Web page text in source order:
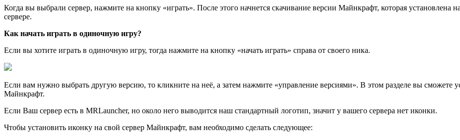
Когда вы выбрали сервер, нажмите на кнопку «играть». После этого начнется скачивание версии Майнкрафт, которая установлена
сервере.
Как начать играть в одиночную игру?
Если вы хотите играть в одиночную игру, тогда нажмите на кнопку «начать играть» справа от своего ника.
Если вам нужно выбрать другую версию, то кликните на неё, а затем нажмите «управление версиями». В этом разделе вы сможете
Майнкрафт.
Если Ваш сервер есть в MRLauncher, но около него выводится наш стандартный логотип, значит у вашего сервера нет иконки.
Чтобы установить иконку на свой сервер Майнкрафт, вам необходимо сделать следующее: